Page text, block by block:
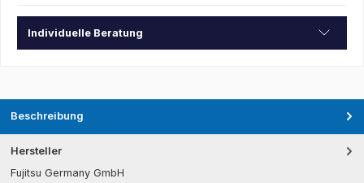
Individuelle Beratung
Beschreibung
Hersteller
Fujitsu Germany GmbH